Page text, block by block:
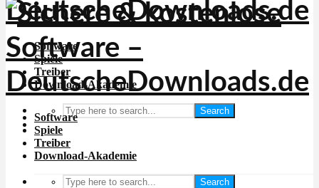
Software
Spiele
Treiber
Download-Akademie
Search
Software
Spiele
Treiber
Download-Akademie
Search